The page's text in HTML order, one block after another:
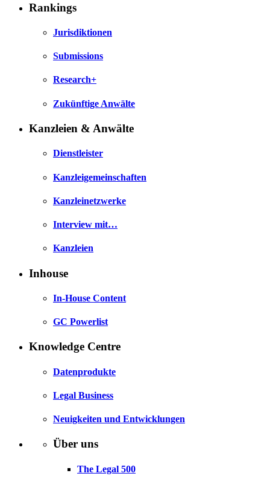
Rankings
Jurisdiktionen
Submissions
Research+
Zukünftige Anwälte
Kanzleien & Anwälte
Dienstleister
Kanzleigemeinschaften
Kanzleinetzwerke
Interview mit…
Kanzleien
Inhouse
In-House Content
GC Powerlist
Knowledge Centre
Datenprodukte
Legal Business
Neuigkeiten und Entwicklungen
Über uns
The Legal 500